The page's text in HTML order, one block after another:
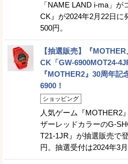
「NAME LAND i-ma」
CK』が2024年2月22日に
500円。
【抽選販売】『
CK「GW-6900MOT24-
『MOTHER2』30周年
6900！
ショッピング
人気ゲーム『MOTHER2
ザーレッドカラーのG-
T21-1JR』が抽選販売で
円。抽選受付は2024年3